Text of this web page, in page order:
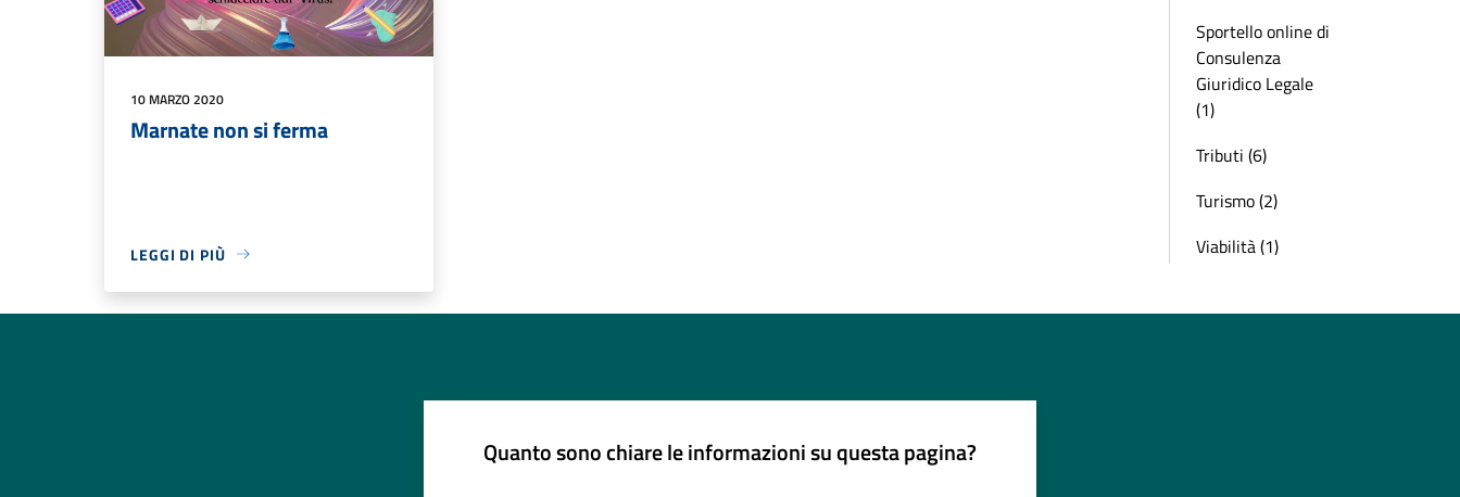
10 MARZO 2020
Marnate non si ferma
LEGGI DI PIÙ
Sportello online di
Consulenza
Giuridico Legale
(1)
Tributi (6)
Turismo (2)
Viabilità (1)
Quanto sono chiare le informazioni su questa pagina?